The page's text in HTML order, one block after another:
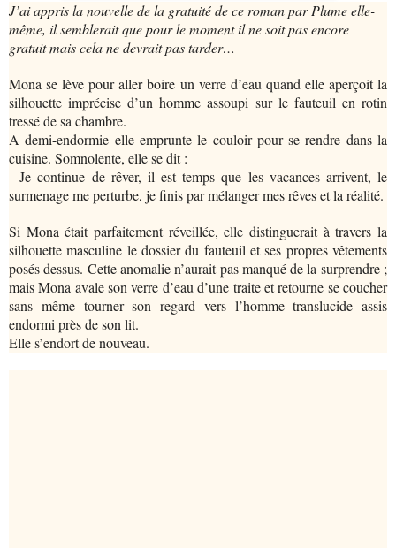
J’ai appris la nouvelle de la gratuité de ce roman par Plume elle-
même, il semblerait que pour le moment il ne soit pas encore
gratuit mais cela ne devrait pas tarder…
Mona se lève pour aller boire un verre d’eau quand elle aperçoit la
silhouette imprécise d’un homme assoupi sur le fauteuil en rotin
tressé de sa chambre.
A demi-endormie elle emprunte le couloir pour se rendre dans la
cuisine. Somnolente, elle se dit :
- Je continue de rêver, il est temps que les vacances arrivent, le
surmenage me perturbe, je finis par mélanger mes rêves et la réalité.
Si Mona était parfaitement réveillée, elle distinguerait à travers la
silhouette masculine le dossier du fauteuil et ses propres vêtements
posés dessus. Cette anomalie n’aurait pas manqué de la surprendre ;
mais Mona avale son verre d’eau d’une traite et retourne se coucher
sans même tourner son regard vers l’homme translucide assis
endormi près de son lit.
Elle s’endort de nouveau.